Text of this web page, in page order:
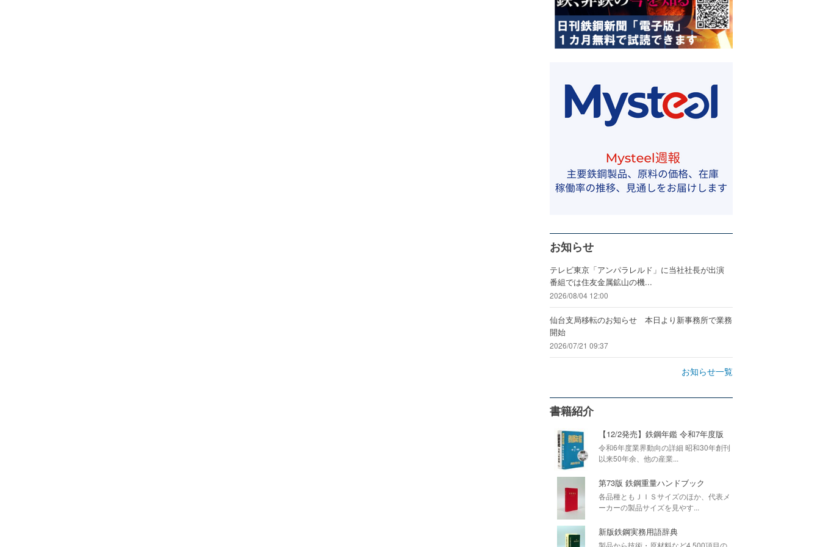
お知らせ
テレビ東京「アンパラレルド」に当社社長が出演
番組では住友金属鉱山の機...
2026/08/04 12:00
仙台支局移転のお知らせ 本日より新事務所で業務
開始
2026/07/21 09:37
お知らせ一覧
書籍紹介
【12/2発売】鉄鋼年鑑 令和7年度版
令和6年度業界動向の詳細 昭和30年創刊
以来50年余、他の産業...
第73版 鉄鋼重量ハンドブック
各品種ともＪＩＳサイズのほか、代表メ
ーカーの製品サイズを見やす...
新版鉄鋼実務用語辞典
製品から技術・原材料など4,500項目の